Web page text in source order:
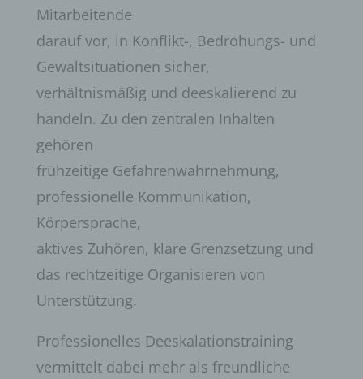
Mitarbeitende
darauf vor, in Konflikt-, Bedrohungs- und
Gewaltsituationen sicher,
verhältnismäßig und deeskalierend zu
handeln. Zu den zentralen Inhalten
gehören
frühzeitige Gefahrenwahrnehmung,
professionelle Kommunikation,
Körpersprache,
aktives Zuhören, klare Grenzsetzung und
das rechtzeitige Organisieren von
Unterstützung.
Professionelles Deeskalationstraining
vermittelt dabei mehr als freundliche